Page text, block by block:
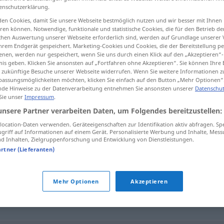
zurechnungsfähig
Cookies, damit Sie unsere Webseite bestmöglich nutzen und wir besser mit Ihnen
können. Notwendige, funktionale und statistische Cookies, die für den Betrieb
Auswertung unserer Webseite erforderlich sind, werden auf Grundlage unserer
Endgerät gespeichert. Marketing-Cookies und Cookies, die der Bereitstellung
werden nur gespeichert, wenn Sie uns durch einen Klick auf den
geben. Klicken Sie ansonsten auf „Fortfahren ohne Akzeptieren“. Sie können
Besuche unserer Webseite widerrufen. Wenn Sie weitere Informationen
möchten, klicken Sie einfach auf den Button „Mehr
Hinweise zu der Datenverarbeitung entnehmen Sie ansonsten unserer
unser Impressum.
Partner verarbeiten Daten, um Folgendes bereitzustellen:
Daten verwenden. Geräteeigenschaften zur Identifikation aktiv abfragen.
auf Informationen auf einem Gerät. Personalisierte Werbung und Inhalte,
Inhalten, Zielgruppenforschung und Entwicklung von Dienstleistungen.
(Lieferanten)
Mehr Optionen Akzeptieren